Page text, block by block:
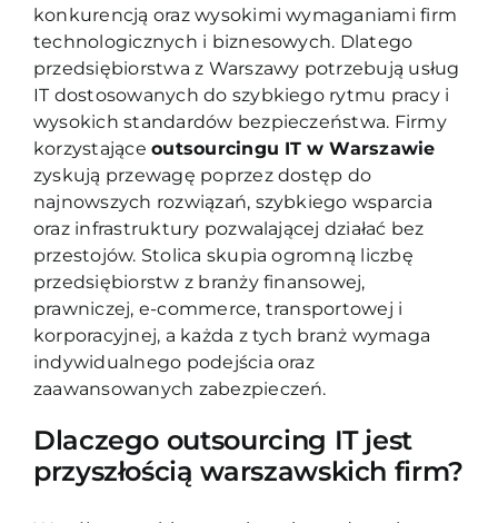
konkurencją oraz wysokimi wymaganiami firm
technologicznych i biznesowych. Dlatego
przedsiębiorstwa z Warszawy potrzebują usług
IT dostosowanych do szybkiego rytmu pracy i
wysokich standardów bezpieczeństwa. Firmy
korzystająceoutsourcingu IT w Warszawie
zyskują przewagę poprzez dostęp do
najnowszych rozwiązań, szybkiego wsparcia
oraz infrastruktury pozwalającej działać bez
przestojów. Stolica skupia ogromną liczbę
przedsiębiorstw z branży finansowej,
prawniczej, e-commerce, transportowej i
korporacyjnej, a każda z tych branż wymaga
indywidualnego podejścia oraz
zaawansowanych zabezpieczeń.
Dlaczego outsourcing IT jest
przyszłością warszawskich firm?